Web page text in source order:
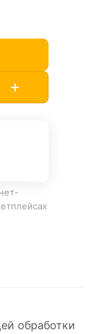
обработки